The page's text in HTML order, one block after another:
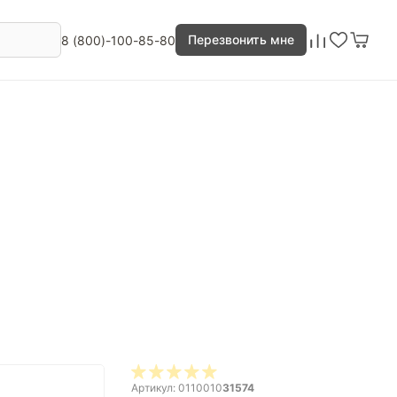
8 (800)-100-85-80 Перезвонить мне
Артикул: 011001031574